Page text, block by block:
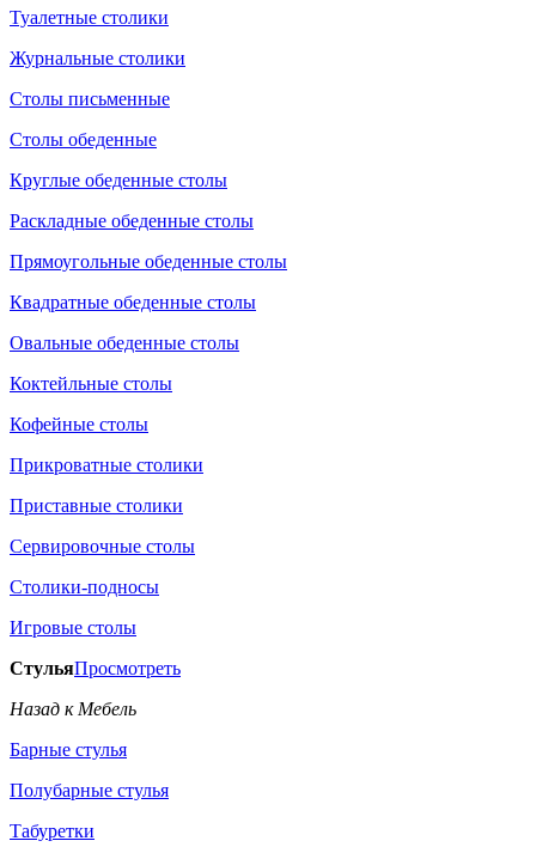
Туалетные столики
Журнальные столики
Столы письменные
Столы обеденные
Круглые обеденные столы
Раскладные обеденные столы
Прямоугольные обеденные столы
Квадратные обеденные столы
Овальные обеденные столы
Коктейльные столы
Кофейные столы
Прикроватные столики
Приставные столики
Сервировочные столы
Столики-подносы
Игровые столы
СтульяПросмотреть
Назад к Мебель
Барные стулья
Полубарные стулья
Табуретки